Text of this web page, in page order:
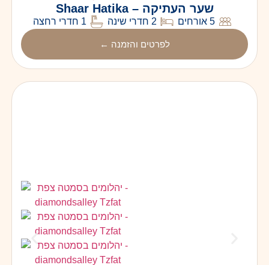
שער העתיקה – Shaar Hatika
5 אורחים 2 חדרי שינה 1 חדרי רחצה
לפרטים והזמנה ←